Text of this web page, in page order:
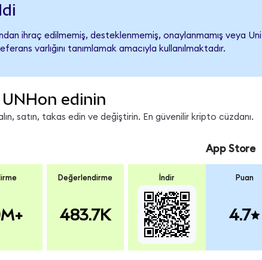
ihraç edilmemiş, desteklenmemiş, onaylanmamış veya
varlığını tanımlamak amacıyla kullanılmaktadır.
edinin
satın, takas edin ve değiştirin. En güvenilir kripto cüzdanı.
Değerlendirme
483.7K
İndir
App Store
Puan
4.7